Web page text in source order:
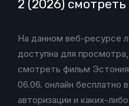
2 (2026)
На данном веб-ресурсе
доступна для
смотреть фильм
06.06. онлайн бесплатно
авторизации и каких-